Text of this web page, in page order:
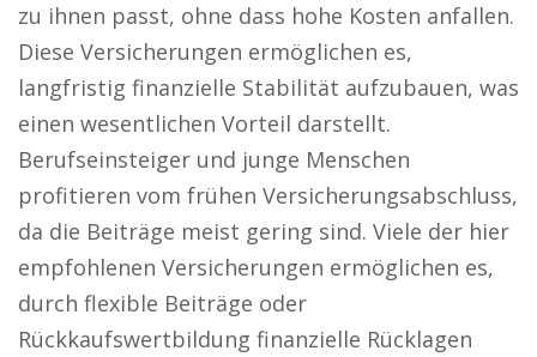
zu ihnen passt, ohne dass hohe Kosten anfallen.
Diese Versicherungen ermöglichen es,
langfristig finanzielle Stabilität aufzubauen, was
einen wesentlichen Vorteil darstellt.
Berufseinsteiger und junge Menschen
profitieren vom frühen Versicherungsabschluss,
da die Beiträge meist gering sind. Viele der hier
empfohlenen Versicherungen ermöglichen es,
durch flexible Beiträge oder
Rückkaufswertbildung finanzielle Rücklagen